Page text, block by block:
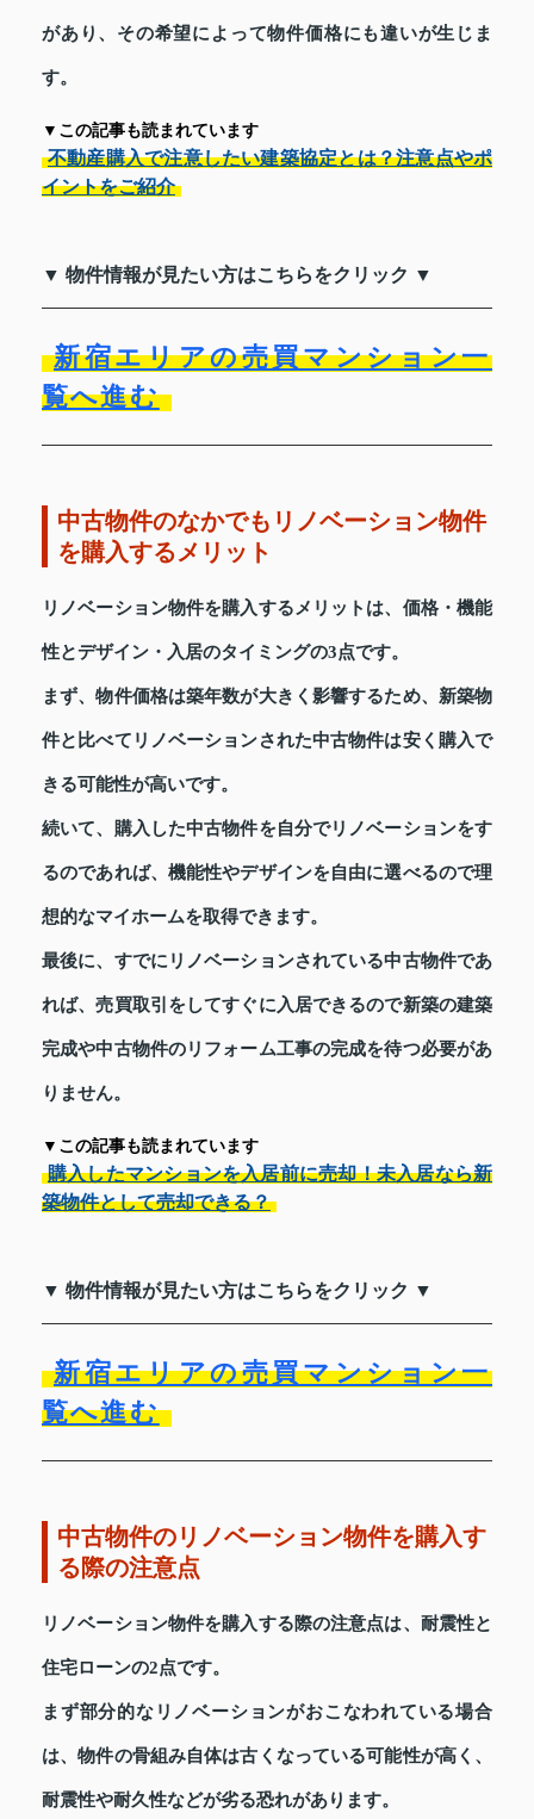
があり、その希望によって物件価格にも違いが生じま
す。
▼この記事も読まれています
不動産購入で注意したい建築協定とは？注意点やポ
イントをご紹介
▼ 物件情報が見たい方はこちらをクリック ▼
新宿エリアの売買マンション一
覧へ進む
中古物件のなかでもリノベーション物件
を購入するメリット
リノベーション物件を購入するメリットは、価格・機能
性とデザイン・入居のタイミングの3点です。
まず、物件価格は築年数が大きく影響するため、新築物
件と比べてリノベーションされた中古物件は安く購入で
きる可能性が高いです。
続いて、購入した中古物件を自分でリノベーションをす
るのであれば、機能性やデザインを自由に選べるので理
想的なマイホームを取得できます。
最後に、すでにリノベーションされている中古物件であ
れば、売買取引をしてすぐに入居できるので新築の建築
完成や中古物件のリフォーム工事の完成を待つ必要があ
りません。
▼この記事も読まれています
購入したマンションを入居前に売却！未入居なら新
築物件として売却できる？
▼ 物件情報が見たい方はこちらをクリック ▼
新宿エリアの売買マンション一
覧へ進む
中古物件のリノベーション物件を購入す
る際の注意点
リノベーション物件を購入する際の注意点は、耐震性と
住宅ローンの2点です。
まず部分的なリノベーションがおこなわれている場合
は、物件の骨組み自体は古くなっている可能性が高く、
耐震性や耐久性などが劣る恐れがあります。